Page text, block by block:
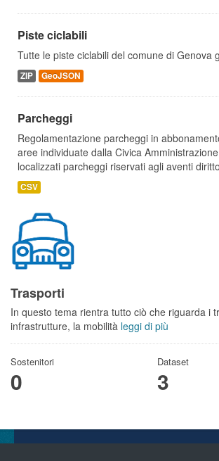
Piste ciclabili
Tutte le piste ciclabili del comune di Genova
ZIP GeoJSON
Parcheggi
Regolamentazione parcheggi in
aree individuate dalla Civica
localizzati parcheggi riservati agli aventi
CSV
Trasporti
In questo tema rientra tutto ciò che riguarda i
infrastrutture, la mobilità leggi di più
Sostenitori
0
Dataset
3